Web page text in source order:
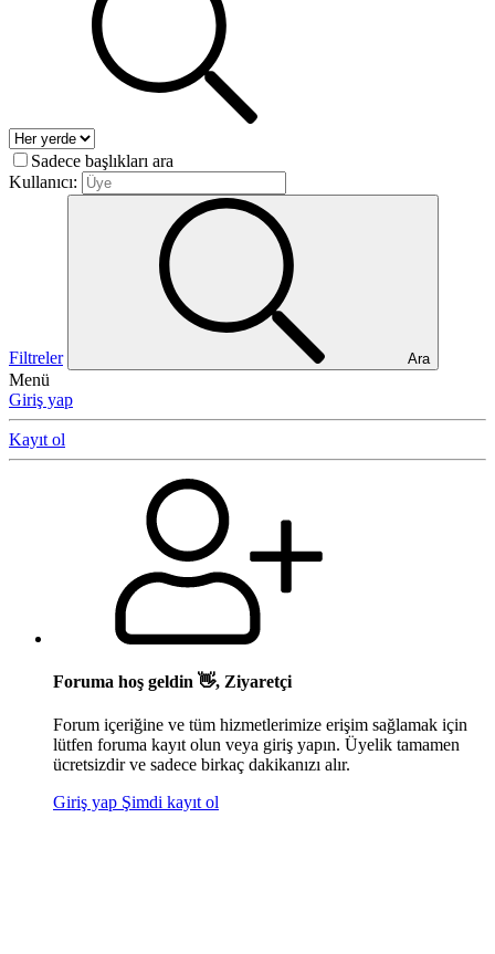
Sadece başlıkları ara
Kullanıcı:
Filtreler Ara
Menü
Giriş yap
Kayıt ol
Foruma hoş geldin 👋, Ziyaretçi
Forum içeriğine ve tüm hizmetlerimize erişim sağlamak için
lütfen foruma kayıt olun veya giriş yapın. Üyelik tamamen
ücretsizdir ve sadece birkaç dakikanızı alır.
Giriş yap Şimdi kayıt ol